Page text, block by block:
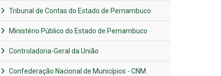
Tribunal de Contas do Estado de Pernambuco
Ministério Público do Estado de Pernambuco
Controladoria-Geral da União
Confederação Nacional de Municípios - CNM